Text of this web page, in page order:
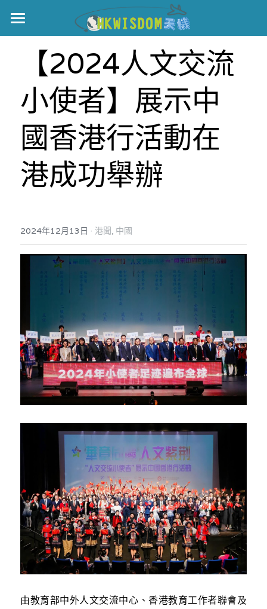
主頁
世界盃
伊美戰爭
黎智英案
正本清源•黎智英案
美西媒體謊言實錄
宏福火災
宏福‧革新
宏福火災正視聽
記錄．宏福苑火災
港聞
國際
反華推手你要知
反華推手懶人包
民主派騙案十式
反華推手起底
美西霸凌內幕
美西極權主義
真相直擊
極端暴恐實錄
KOL 專欄
林淑芳專欄
屈穎妍專欄
朱庭萱專欄
莫綺琪專欄
黃萬成專欄
招國偉專欄
高松傑專欄
林伯強專欄
馮煒光專欄
趙處機專欄
絕密法庭檔案
醫院口岸爆炸案
屠龍小隊案
黎智英案審訊
支聯會案
35+顛覆案
生活
吃喝玩指南
休閒好介紹
花生仔漫畫週記
關於我們
人才招聘
投稿熱線
商戶合作
支持讚助
條款及細則
關於我們
搜索
繁體中文
繁體中文
English
【2024人文交流
小使者】展示中
國香港行活動在
港成功舉辦
2024年12月13日 · 港聞, 中國
由教育部中外人文交流中心、香港教育工作者聯會及